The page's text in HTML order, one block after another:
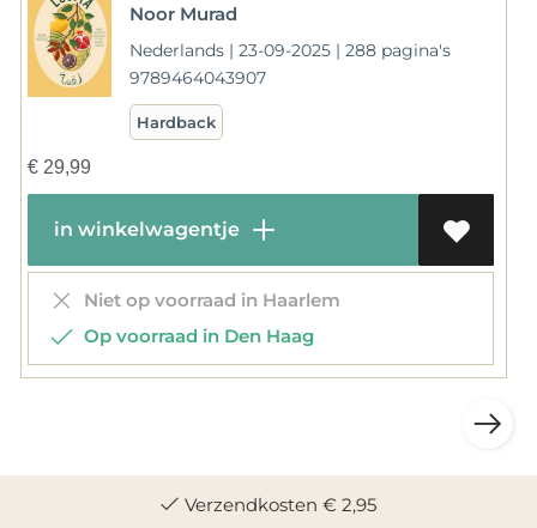
Noor Murad
Nederlands | 23-09-2025 | 288 pagina's
9789464043907
Hardback
€29,99
in winkelwagentje
Niet op voorraad in Haarlem
Op voorraad in Den Haag
Verzendkosten € 2,95